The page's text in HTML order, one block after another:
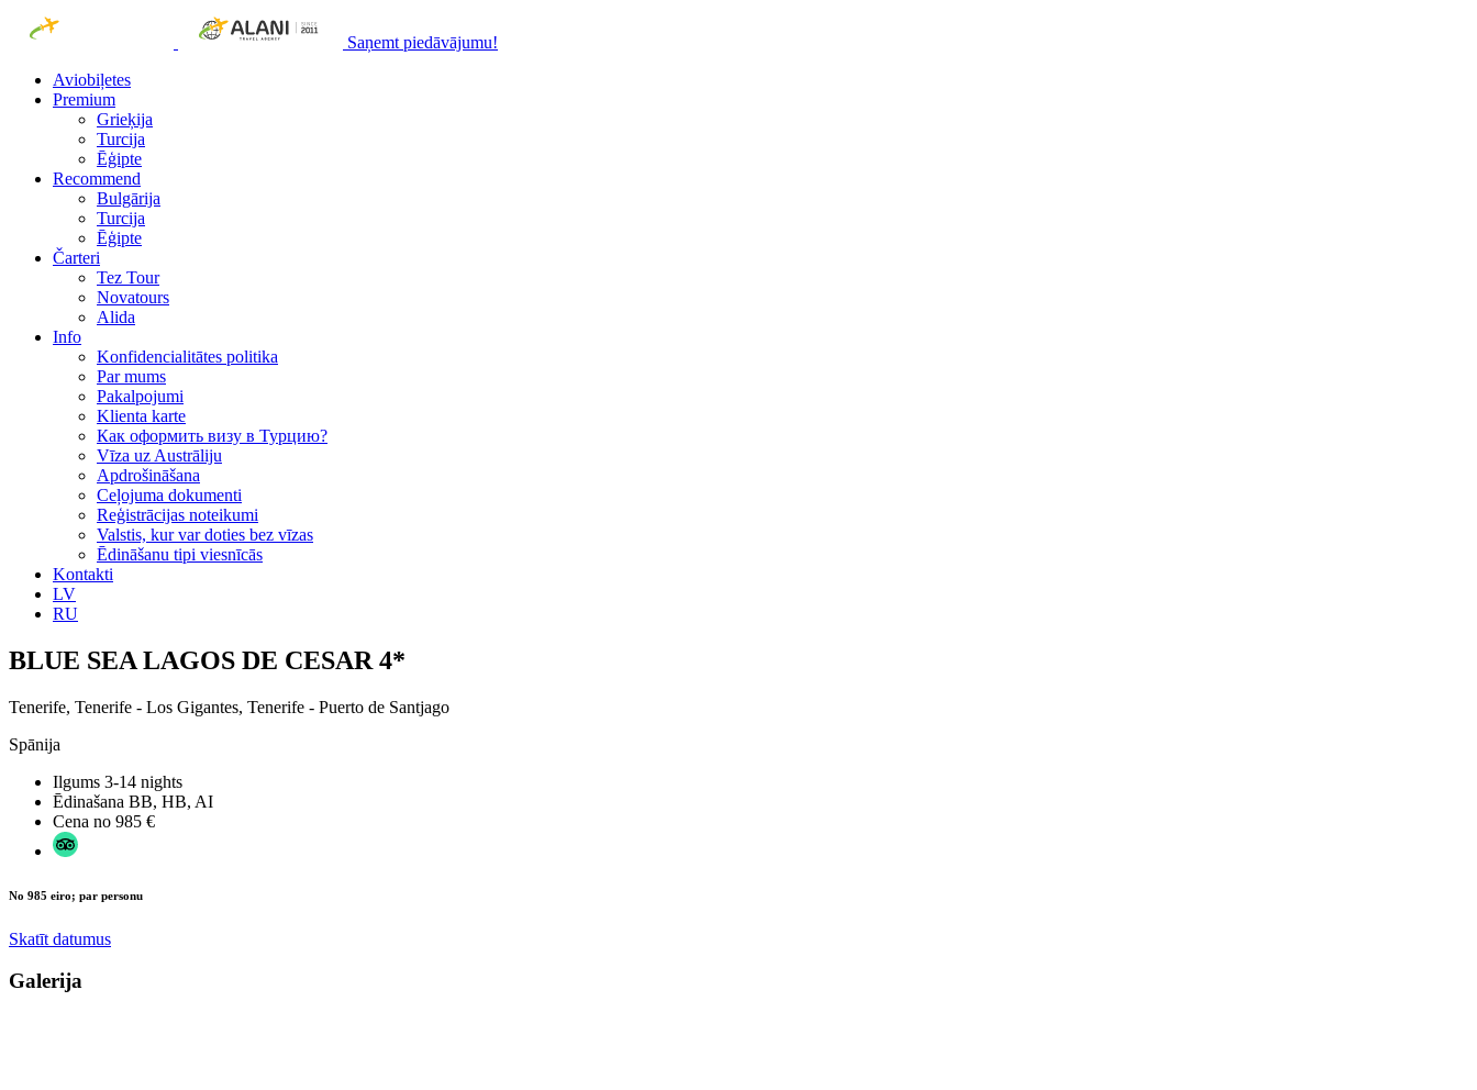
Saņemt piedāvājumu!
Aviobiļetes
Premium
Grieķija
Turcija
Ēģipte
Recommend
Bulgārija
Turcija
Ēģipte
Čarteri
Tez Tour
Novatours
Alida
Info
Konfidencialitātes politika
Par mums
Рakalpojumi
Klienta karte
Как оформить визу в Турцию?
Vīza uz Austrāliju
Apdrošināšana
Ceļojuma dokumenti
Reģistrācijas noteikumi
Valstis, kur var doties bez vīzas
Ēdināšanu tipi viesnīcās
Kontakti
LV
RU
BLUE SEA LAGOS DE CESAR 4*
Tenerife, Tenerife - Los Gigantes, Tenerife - Puerto de Santjago
Spānija
Ilgums 3-14 nights
Ēdinašana BB, HB, AI
Cena no 985 €
No 985 eiro; par personu
Skatīt datumus
Galerija